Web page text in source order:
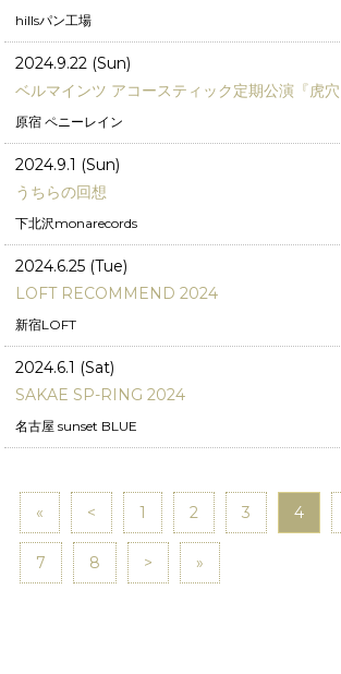
hillsパン工場
2024.9.22 (Sun)
ベルマインツ アコースティック定期公演『虎穴
原宿 ペニーレイン
2024.9.1 (Sun)
うちらの回想
下北沢monarecords
2024.6.25 (Tue)
LOFT RECOMMEND 2024
新宿LOFT
2024.6.1 (Sat)
SAKAE SP-RING 2024
名古屋 sunset BLUE
« < 1 2 3 4
7 8 > »